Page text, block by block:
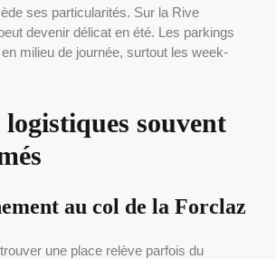
ses particularités. Sur la Rive
devenir délicat en été. Les parkings
milieu de journée, surtout les week-
souvent
au col de la Forclaz
une place relève parfois du